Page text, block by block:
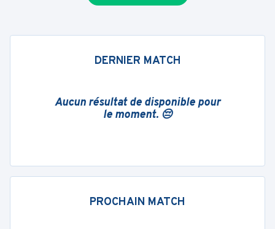
DERNIER MATCH
Aucun résultat de disponible pour
le moment. 😔
PROCHAIN MATCH